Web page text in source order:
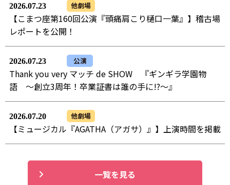
2026.07.23 他劇場
【こまつ座第160回公演『頭痛肩こり樋口一葉』】稽古場
レポートを公開！
2026.07.23 公演
Thank you very マッチ de SHOW 『ギンギラ学園物
語 ～創立3周年！卒業証書は誰の手に!?～』
2026.07.20 他劇場
【ミュージカル『AGATHA（アガサ）』】上演時間を掲載
一覧を見る